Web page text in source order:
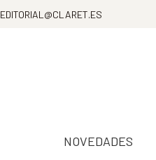
EDITORIAL@CLARET.ES
NOVEDADES